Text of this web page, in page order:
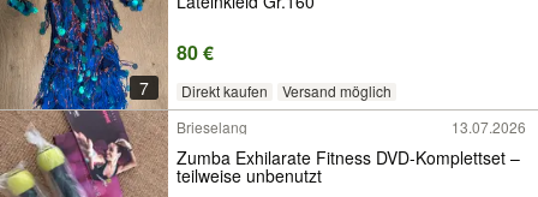
7
80 €
Direkt kaufen Versand möglich
Brieselang 13.07.2026
Zumba Exhilarate Fitness DVD-Komplettset –
teilweise unbenutzt